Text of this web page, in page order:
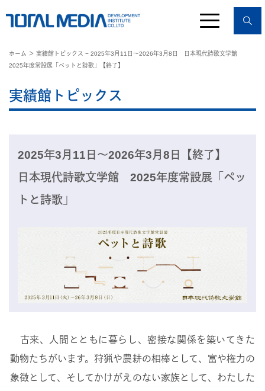
ホーム
＞ 実績館トピックス − 2025年3月11日〜2026年3月8日 日本現代詩歌文学館
2025年度常設展「ペットと詩歌」【終了】
実績館トピックス
2025年3月11日〜2026年3月8日【終了】
日本現代詩歌文学館 2025年度常設展「ペッ
トと詩歌」
古来、人間とともに暮らし、密接な関係を築いてきた
動物たちがいます。狩猟や農耕の相棒として、富や権力の
象徴として、そしてかけがえのない家族として、わたした